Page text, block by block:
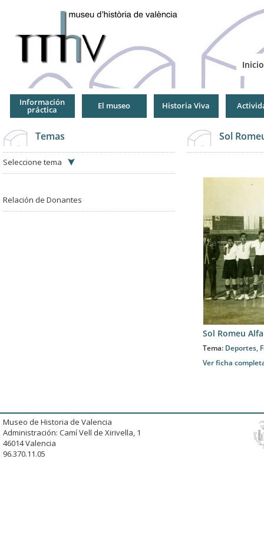
Inicio
Información
práctica El museo Historia Viva
Temas
Seleccione tema
Relación de Donantes
Sol
Sol Romeu
Tema: Deportes,
Ver ficha
Museo de Historia de Valencia
Administración: Camí Vell de Xirivella, 1
46014 Valencia
96.370.11.05